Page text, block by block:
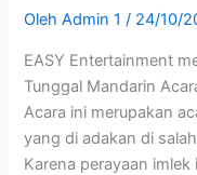
OlehAdmin 1/ 24/10/
EASY Entertainment
Tunggal Mandarin
Acara ini merupakan
yang di adakan di
Karena perayaan imlek